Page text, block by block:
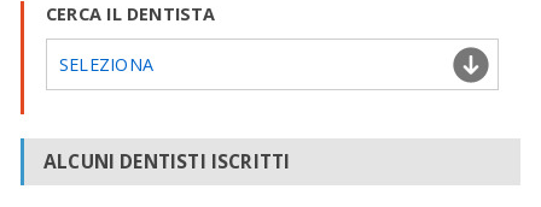
Completa in Casi Clinici Complessi ed Ortodonzia e Pedodonzia la
figlia Claudia Petti, in Cagliari.
CERCA IL DENTISTA
SELEZIONA
ALCUNI DENTISTI ISCRITTI